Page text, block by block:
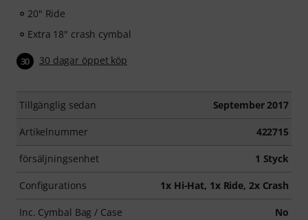
20" Ride
Extra 18" crash cymbal
30 30 dagar öppet köp
Tillgänglig sedan September 2017
Artikelnummer 422715
försäljningsenhet 1 Styck
Configurations 1x Hi-Hat, 1x Ride, 2x Crash
Inc. Cymbal Bag / Case No